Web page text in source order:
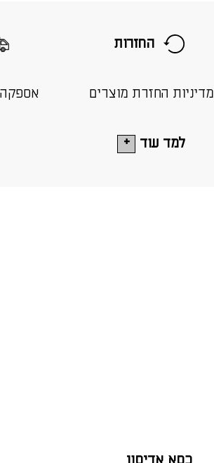
אספקה
החזרות
מדיניות החזרת מוצרים
למד עוד